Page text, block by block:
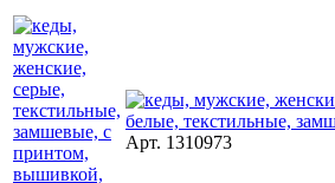
Арт. 1310973